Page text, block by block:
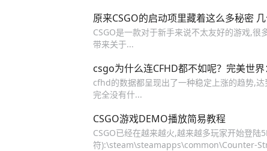
原来CSGO的启动项里藏着这么多秘密
CSGO是一款对于新手来说不太友好的游戏,
带来关于...
csgo为什么连CFHD都不如呢？完美世
cfhd的数据都呈现出了一种稳定上涨的趋势,
完全没有什...
CSGO游戏DEMO播放简易教程
CSGO已经在越来越火,越来越多玩家开始登陆
符):\steam\steamapps\common\Counter-